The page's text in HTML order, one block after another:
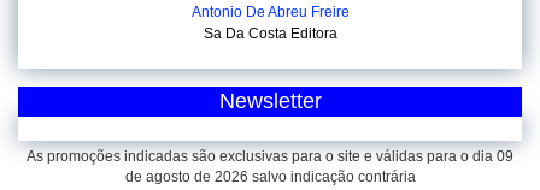
Antonio De Abreu Freire
Sa Da Costa Editora
Newsletter
As promoções indicadas são exclusivas para o site e válidas para o dia 09
de agosto de 2026 salvo indicação contrária